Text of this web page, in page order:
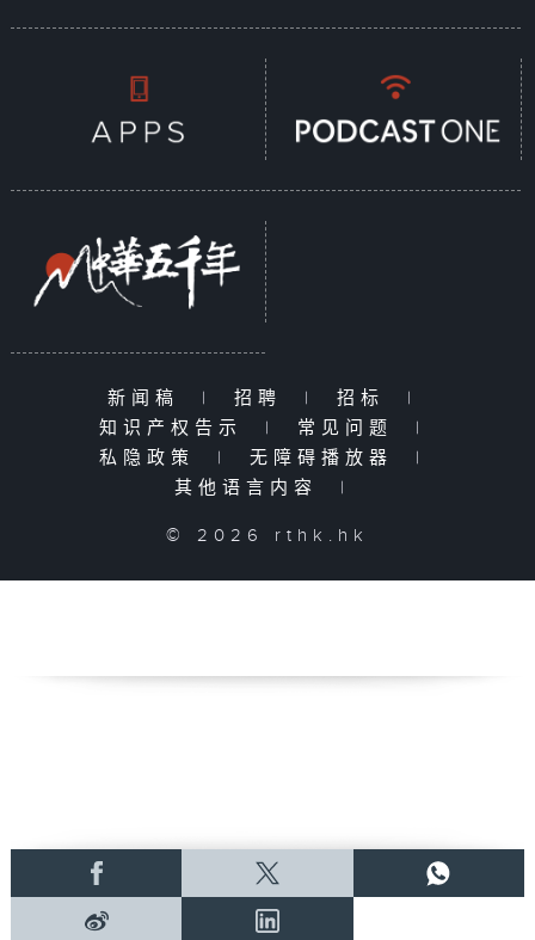
新闻稿 | 招聘 | 招标
|
知识产权告示
| 常见问题
|
私隐政策
| 无障碍播放器
|
其他语言内容
|
© 2026 rthk.hk